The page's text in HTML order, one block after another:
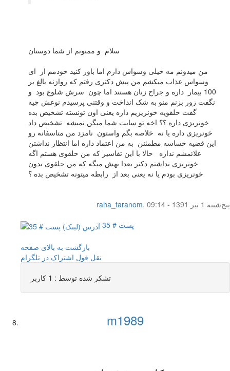
سلام و ممنونم از شما دوستان
من میدونم مه خیلی وسواس دارم اما باور کنید خودمم از ای
وسواس عذاب میکشم من پیش دکتری رفتم که روازنه بالغ بر
100 بیمار داره و جراح زنان هستند اما چون سرش شلوغ بود و
نگفت زور بزنم منو به شک انداخت و وقتنی پرسیدم نوعش چیه
گفت حلقویه خونریزیم داره یعنی اون تونسته تشخیص بده
خونریزی داره ؟؟ اخه تو سایت شما میگن نمیشه تشخیص داد
خونریزی داره یا نه خلاصه بگم واستون نامزد من متاسفانه رو
این قضیه حساسه مطمئنن به من اعتماد داره اما انتظار نداشتن
علائمشم نداره حالا با این تفاسیر که من حلقوی هستم اگه
خونریزی نداشتم دکتر بعدا بهش میگه که من حلقوی بدون
خونریزی بودم یا نه یعنی بعد از رابطه میتونه تشخیص بده ؟
raha_taranom,
پنج‌شنبه 1 تیر 1391 - 09:14
پست # 35
بازگشت به بالای صفحه
نقل قول اشتراک در تلگرام
تشکر شده توسط : 1 کاربر
m1989